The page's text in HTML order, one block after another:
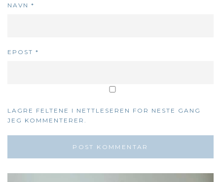
NAVN *
EPOST *
LAGRE FELTENE I NETTLESEREN FOR NESTE GANG
JEG KOMMENTERER.